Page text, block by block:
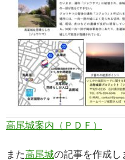
高尾城案内（ＰＤＦ）
また高尾城の記事を作成し